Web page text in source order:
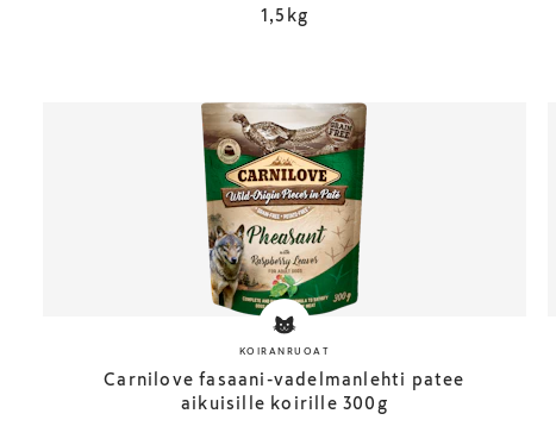
1,5kg
KOIRANRUOAT
Carnilove fasaani-vadelmanlehti patee
aikuisille koirille 300g